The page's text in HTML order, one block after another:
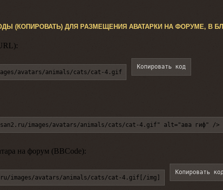
(КОПИРОВАТЬ) ДЛЯ РАЗМЕЩЕНИЯ АВАТАРКИ НА ФОРУМЕ, В
avatars/animals/cats/cat-4.gif
Копировать код
images/avatars/animals/cats/cat-4.gif" alt="ава гиф" />
на форум (BBCode):
images/avatars/animals/cats/cat-4.gif[/img]
Копировать